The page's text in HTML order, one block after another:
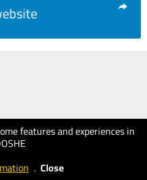
features and experiences in
. Close